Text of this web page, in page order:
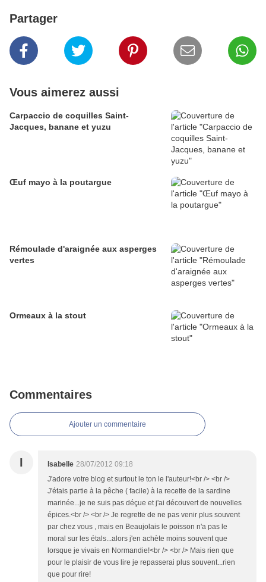
Partager
Vous aimerez aussi
Carpaccio de coquilles Saint-
Jacques, banane et yuzu
Œuf mayo à la poutargue
Rémoulade d'araignée aux asperges
vertes
Ormeaux à la stout
Commentaires
Ajouter un commentaire
I Isabelle 28/07/2012 09:18
J'adore votre blog et surtout le ton le l'auteur!<br /> <br />
J'étais partie à la pêche ( facile) à la recette de la sardine
marinée...je ne suis pas déçue et j'ai découvert de nouvelles
épices.<br /> <br /> Je regrette de ne pas venir plus souvent
par chez vous , mais en Beaujolais le poisson n'a pas le
moral sur les étals...alors j'en achète moins souvent que
lorsque je vivais en Normandie!<br /> <br /> Mais rien que
pour le plaisir de vous lire je repasserai plus souvent...rien
que pour rire!